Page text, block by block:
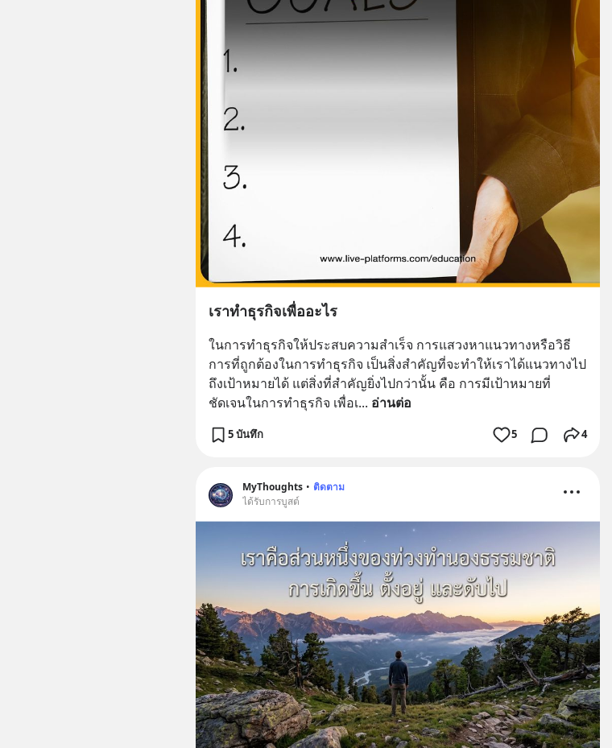
เราทำธุรกิจเพื่ออะไร
ในการทำธุรกิจให้ประสบความสำเร็จ การแสวงหาแนวทางหรือวิธี
การที่ถูกต้องในการทำธุรกิจ เป็นสิ่งสำคัญที่จะทำให้เราได้แนวทางไป
ถึงเป้าหมายได้ แต่สิ่งที่สำคัญยิ่งไปกว่านั้น คือ การมีเป้าหมายที่
ชัดเจนในการทำธุรกิจ เพื่อเ... อ่านต่อ
5 บันทึก 5 4
MyThoughts • ติดตาม
ได้รับการบูสต์